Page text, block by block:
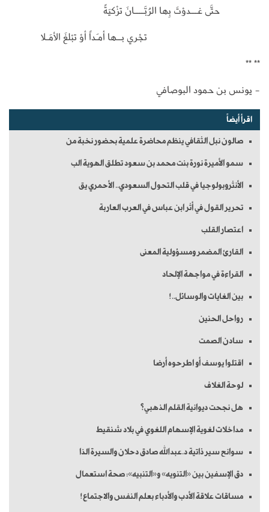
حتَّى غـــدوْتَ بِها الرُبَّــــانَ تزْكيَةً
تجْري بــها أمـَداً أوْ تبْلغَ الأمَـلا
** **
- يونس بن حمود البوصافي
اقرأ أيضاً
صالون نبل الثقافي ينظم محاضرة علمية بحضور نخبة من
سمو الأميرة نورة بنت محمد بن سعود تطلق الهوية الب
الأنثروبولوجيا في قلب التحول السعودي.. الأحمري يق
تحرير القول في أثر ابن عباس في العرب العاربة
اعتصار القلب
القارئ المضمر ومسؤولية المعنى
القراءة في مواجهة الإلحاد
بين الغايات والوسائل..!
رواحل الحنين
سادن الصمت
اقتلوا يوسف أو اطرحوه أرضا
لوحة الغلاف
هل نجحت ديوانية القلم الذهبي؟
مداخلات لغوية الإسهام اللغوي في بلاد شنقيط
سوانح سير ذاتية د.عبدالله صادق دحلان والسيرة الذا
دق الإسفين بين «التنويه» و«التنبيه»: صحة استعمال
مساقات علاقة الأدب والأدباء بعلم النفس والاجتماع!